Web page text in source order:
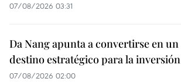
07/08/2026 03:31
Da Nang apunta a convertirse en un
destino estratégico para la inversión
07/08/2026 02:00